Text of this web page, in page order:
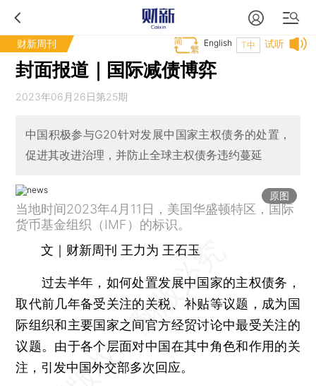
财新周刊 试听
T中
English
封面报道｜国际减债博弈
2023年06月26日第25期
中国积极参与G20针对发展中国家主权债务的处置，
促进其改进治理，并防止全球主权债务违约蔓延
原图
当地时间2023年4月11日，美国华盛顿特区，国际
货币基金组织（IMF）的标识。
文｜财新周刊 王力为 王石玉
过去半年，如何处置发展中国家的主权债务，
取代前几年备受关注的关税、补贴等议题，成为国
际组织和主要国家之间官方经贸讨论中最受关注的
议题。由于各个层面对中国在其中角色和作用的关
注，引发中国外交部多次回应。